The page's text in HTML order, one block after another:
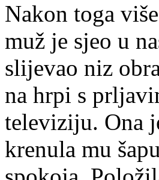
Nakon toga
muž je sjeo u
slijevao niz
na hrpi s
televiziju. Ona
krenula mu